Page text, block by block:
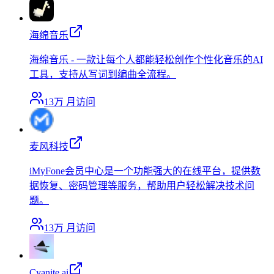
海绵音乐
海绵音乐 - 一款让每个人都能轻松创作个性化音乐的AI
工具，支持从写词到编曲全流程。
13万 月访问
麦风科技
iMyFone会员中心是一个功能强大的在线平台，提供数
据恢复、密码管理等服务，帮助用户轻松解决技术问
题。
13万 月访问